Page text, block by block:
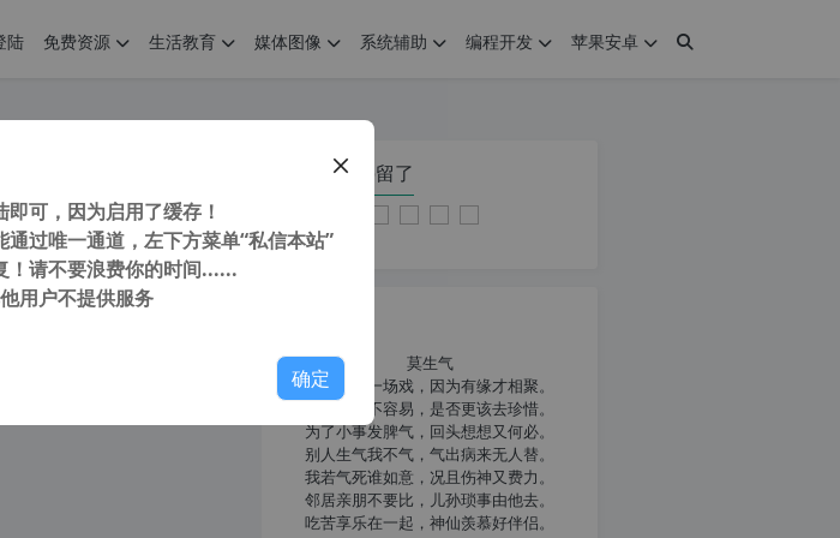
陆 免费资源 生活教育 媒体图像 系统辅助 编程开发 苹果安卓
机看电视软件 2024年1月更新
意： 由于网站空间位于国
您在本页停留了
莫生气
人生就像一场戏，因为有缘才相聚。
相扶到老不容易，是否更该去珍惜。
为了小事发脾气，回头想想又何必。
别人生气我不气，气出病来无人替。
我若气死谁如意，况且伤神又费力。
邻居亲朋不要比，儿孙琐事由他去。
吃苦享乐在一起，神仙羡慕好伴侣。
可，因为启用了缓存！
过唯一通道，左下方菜单“私信本站”
！请不要浪费你的时间......
用户不提供服务
确定